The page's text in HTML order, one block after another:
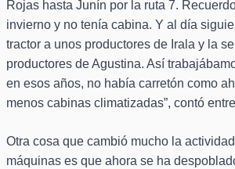
Rojas hasta Junín por la ruta 7.
invierno y no tenía cabina. Y al día
tractor a unos productores de Irala y la
productores de Agustina. Así
en esos años, no había carretón como
menos cabinas climatizadas”, contó
Otra cosa que cambió mucho la
máquinas es que ahora se ha